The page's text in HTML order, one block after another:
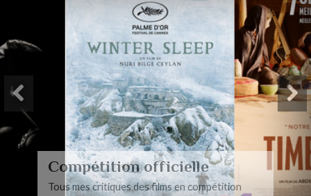
Compétition officielle
Tous mes critiques des films en compétition